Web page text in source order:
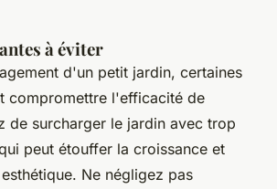
à éviter
d'un petit jardin, certaines
compromettre l'efficacité de
de surcharger le jardin avec trop
peut étouffer la croissance et
Ne négligez pas